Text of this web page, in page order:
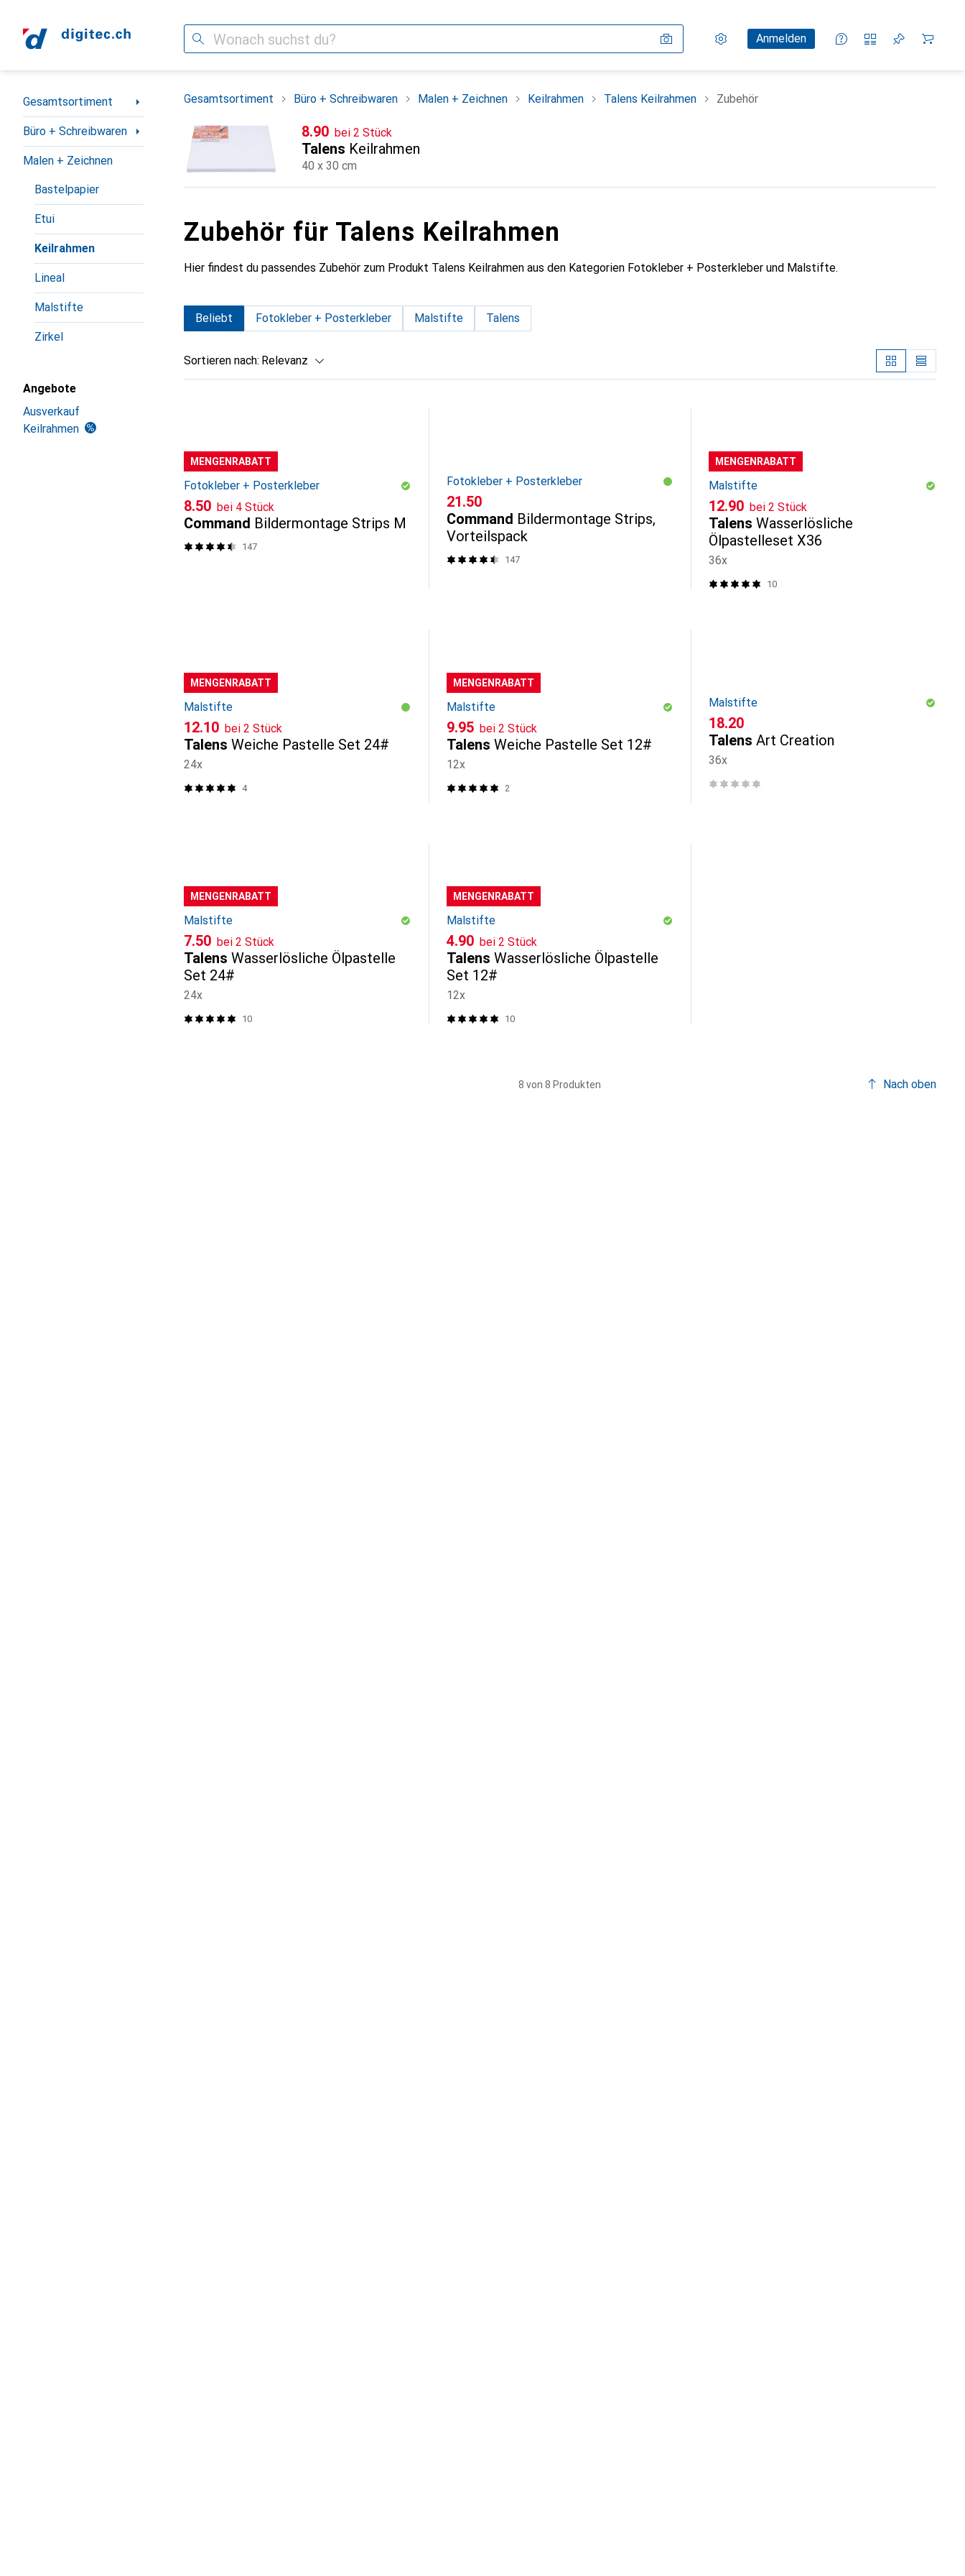
Suche Einstellungen
KundenkontoAnmelden
Vergleichslisten
Merklisten
Warenkorb
Navigation nach Kategorien
Gesamtsortiment
Büro + Schreibwaren
Malen + Zeichnen
Bastelpapier
Etui
Keilrahmen
Lineal
Malstifte
Zirkel
Angebote
Ausverkauf
Keilrahmen
Gesamtsortiment Büro + Schreibwaren Malen + Zeichnen Keilrahmen Talens Keilrahmen Zubehör
CHF
8.90 bei 2 Stück
Talens Keilrahmen
40 x 30 cm
Zubehör für Talens Keilrahmen
Hier findest du passendes Zubehör zum Produkt Talens Keilrahmen aus den Kategorien Fotokleber + Posterkleber und Malstifte.
Beliebt Fotokleber + Posterkleber Malstifte Talens
Sortieren nach: Relevanz
MENGENRABATT
Fotokleber + Posterkleber
CHF
8.50 bei 4 Stück
Command Bildermontage Strips M
147
Fotokleber + Posterkleber
CHF
21.50
Command Bildermontage Strips,
Vorteilspack
147
MENGENRABATT
Malstifte
CHF
12.90 bei 2 Stück
Talens Wasserlösliche
Ölpastelleset X36
36x
10
MENGENRABATT
Malstifte
CHF
12.10 bei 2 Stück
Talens Weiche Pastelle Set 24#
24x
4
MENGENRABATT
Malstifte
CHF
9.95 bei 2 Stück
Talens Weiche Pastelle Set 12#
12x
2
Malstifte
CHF
18.20
Talens Art Creation
36x
MENGENRABATT
Malstifte
CHF
7.50 bei 2 Stück
Talens Wasserlösliche Ölpastelle
Set 24#
24x
10
MENGENRABATT
Malstifte
CHF
4.90 bei 2 Stück
Talens Wasserlösliche Ölpastelle
Set 12#
12x
10
8 von 8 Produkten Nach oben